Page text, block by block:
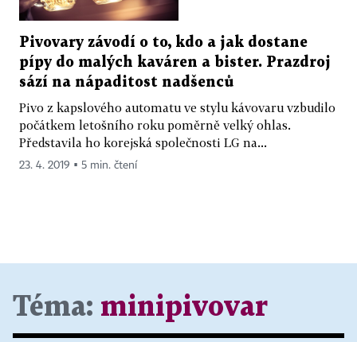
Pivovary závodí o to, kdo a jak dostane
pípy do malých kaváren a bister. Prazdroj
sází na nápaditost nadšenců
Pivo z kapslového automatu ve stylu kávovaru vzbudilo
počátkem letošního roku poměrně velký ohlas.
Představila ho korejská společnosti LG na...
23. 4. 2019 ▪ 5 min. čtení
Téma: minipivovar